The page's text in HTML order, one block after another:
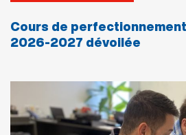
Cours de
2026-2027 dévoilée